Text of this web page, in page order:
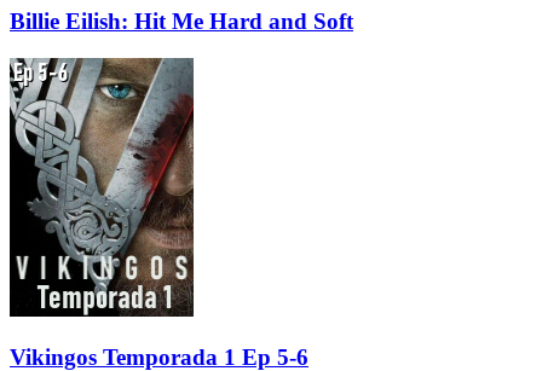
Billie Eilish: Hit Me Hard and Soft
Vikingos Temporada 1 Ep 5-6